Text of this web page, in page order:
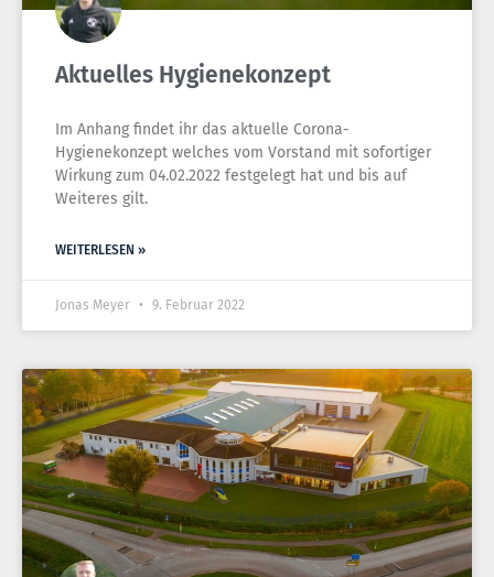
Aktuelles Hygienekonzept
Im Anhang findet ihr das aktuelle Corona-
Hygienekonzept welches vom Vorstand mit sofortiger
Wirkung zum 04.02.2022 festgelegt hat und bis auf
Weiteres gilt.
WEITERLESEN »
Jonas Meyer 9. Februar 2022